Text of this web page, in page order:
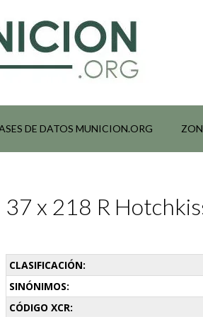
DE DATOS MUNICION.ORG
37 x 218 R
CLASIFICACIÓN:
SINÓNIMOS:
CÓDIGO XCR: